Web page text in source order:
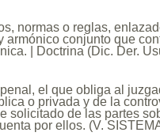
normas o reglas,
armónico conjunto que
| Doctrina (Dic. Der.
el que obliga al
o privada y de la
solicitado de las partes
por ellos. (V.